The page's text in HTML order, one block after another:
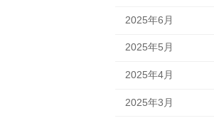
2025年6月
2025年5月
2025年4月
2025年3月